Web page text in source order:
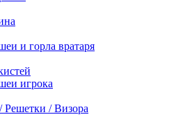
и горла вратаря
игрока
/ Визора